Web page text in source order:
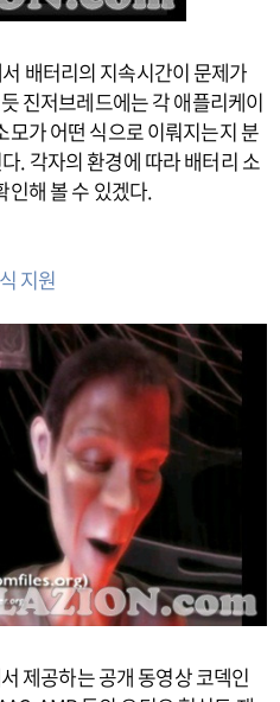
배터리의 지속시간이 문제가
진저브레드에는 각 애플리케이
가 어떤 식으로 이뤄지는지 분
. 각자의 환경에 따라 배터리 소
인해 볼 수 있겠다.
지원
제공하는 공개 동영상 코덱인